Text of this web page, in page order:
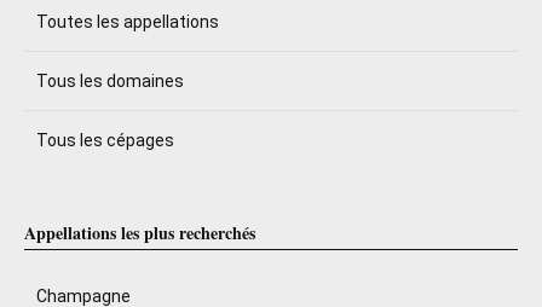
Toutes les appellations
Tous les domaines
Tous les cépages
Appellations les plus recherchés
Champagne